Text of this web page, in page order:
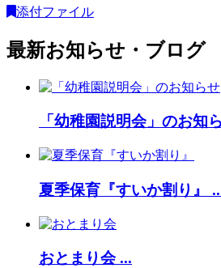
添付ファイル
最新お知らせ・ブログ
「幼稚園説明会」のお知
夏季保育『すいか割り』
おとまり会 ...